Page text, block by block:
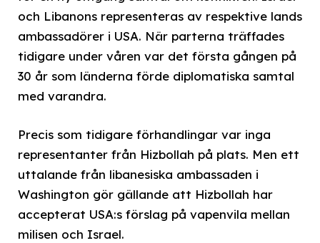
och Libanons representeras av respektive lands
ambassadörer i USA. När parterna träffades
tidigare under våren var det första gången på
30 år som länderna förde diplomatiska samtal
med varandra.
Precis som tidigare förhandlingar var inga
representanter från Hizbollah på plats. Men ett
uttalande från libanesiska ambassaden i
Washington gör gällande att Hizbollah har
accepterat USA:s förslag på vapenvila mellan
milisen och Israel.